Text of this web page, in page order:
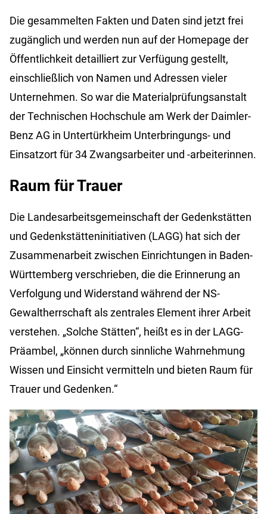
Die gesammelten Fakten und Daten sind jetzt frei
zugänglich und werden nun auf der Homepage der
Öffentlichkeit detailliert zur Verfügung gestellt,
einschließlich von Namen und Adressen vieler
Unternehmen. So war die Materialprüfungsanstalt
der Technischen Hochschule am Werk der Daimler-
Benz AG in Untertürkheim Unterbringungs- und
Einsatzort für 34 Zwangsarbeiter und -arbeiterinnen.
Raum für Trauer
Die Landesarbeitsgemeinschaft der Gedenkstätten
und Gedenkstätteninitiativen (LAGG) hat sich der
Zusammenarbeit zwischen Einrichtungen in Baden-
Württemberg verschrieben, die die Erinnerung an
Verfolgung und Widerstand während der NS-
Gewaltherrschaft als zentrales Element ihrer Arbeit
verstehen. „Solche Stätten“, heißt es in der LAGG-
Präambel, „können durch sinnliche Wahrnehmung
Wissen und Einsicht vermitteln und bieten Raum für
Trauer und Gedenken.“